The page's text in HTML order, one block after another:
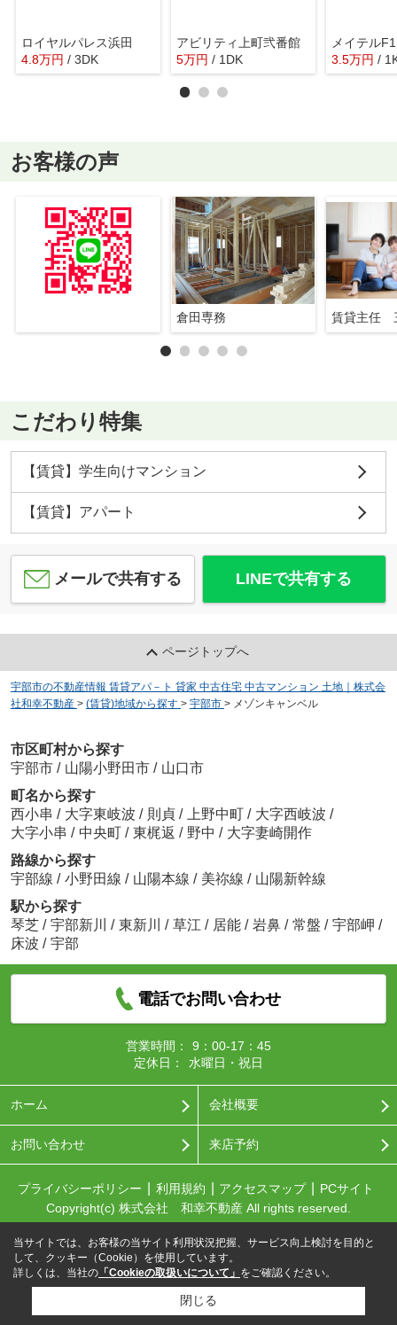
ロイヤルパレス浜田
4.8万円 / 3DK
アビリティ上町弐番館
5万円 / 1DK
メイテルF1
3.5万円 /
お客様の声
倉田専務 賃貸主任
こだわり特集
【賃貸】学生向けマンション
【賃貸】アパート
メールで共有する LINEで共有する
ページトップへ
宇部市の不動産情報 賃貸アパ－ト 貸家 中古住宅 中古マンション 土地｜株式会
社和幸不動産 > (賃貸)地域から探す > 宇部市 > メゾンキャンベル
市区町村から探す
宇部市 / 山陽小野田市 / 山口市
町名から探す
西小串 / 大字東岐波 / 則貞 / 上野中町 / 大字西岐波 /
大字小串 / 中央町 / 東梶返 / 野中 / 大字妻崎開作
路線から探す
宇部線 / 小野田線 / 山陽本線 / 美祢線 / 山陽新幹線
駅から探す
琴芝 / 宇部新川 / 東新川 / 草江 / 居能 / 岩鼻 / 常盤 / 宇部岬 /
床波 / 宇部
電話でお問い合わせ
営業時間：
9：00-17：45
定休日：
水曜日・祝日
ホーム 会社概要
お問い合わせ 来店予約
プライバシーポリシー 利用規約 アクセスマップ
PCサイト
Copyright(c) 株式会社 和幸不動産 All rights reserved.
当サイトでは、お客様の当サイト利用状況把握、サービス向上検討を目的と
して、クッキー（Cookie）を使用しています。
詳しくは、当社の 「Cookieの取扱いについて」 をご確認ください。
閉じる